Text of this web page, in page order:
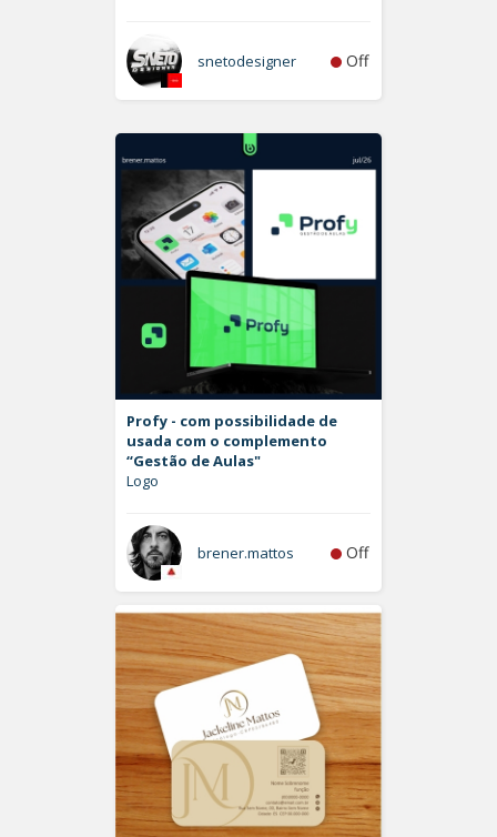
snetodesigner Off
Profy - com possibilidade de
usada com o complemento
“Gestão de Aulas"
Logo
brener.mattos Off